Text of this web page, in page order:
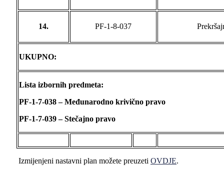
14. PF-1-8-037
UKUPNO:
Lista izbornih predmeta:
PF-1-7-038 – Međunarodno krivično pravo
PF-1-7-039 – Stečajno pravo
Izmijenjeni nastavni plan možete preuzeti OVDJE.